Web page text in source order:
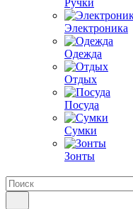
Ручки
Электроника
Одежда
Отдых
Посуда
Сумки
Зонты